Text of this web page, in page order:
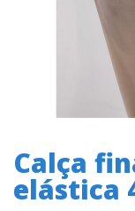
Calça
elástica